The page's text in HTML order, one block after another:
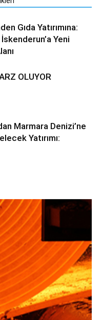
Gıda Yatırımına:
Yeni
OLUYOR
Marmara Denizi’ne
Yatırımı: